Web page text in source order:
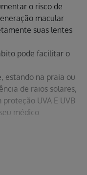
o risco de
macular
suas lentes
pode facilitar o
estando na praia ou
de raios solares,
UVA E UVB
médico